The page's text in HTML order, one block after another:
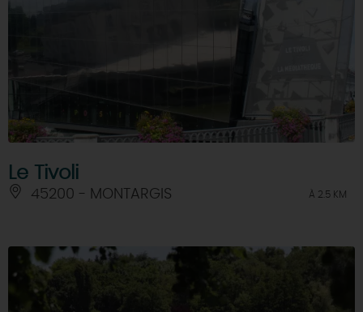
Le Tivoli
45200 - MONTARGIS À 2.5 KM